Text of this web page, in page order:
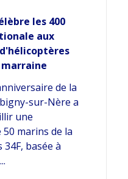
les 400
aux
de la
sur-Nère a
une
marins de la
basée à